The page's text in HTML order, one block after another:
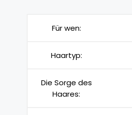
Für wen:
Haartyp:
Die Sorge des
Haares: